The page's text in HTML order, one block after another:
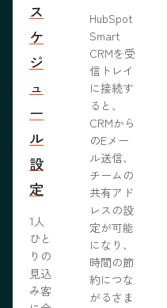
ス
ケ
ジ
ュ
ー
ル
設
定
1人
ひと
りの
見込
み客
HubSpot
Smart
CRMを受
信トレイ
に接続す
ると、
CRMから
のEメー
ル送信、
チームの
共有アド
レスの設
定が可能
になり、
時間の節
約につな
がるさま